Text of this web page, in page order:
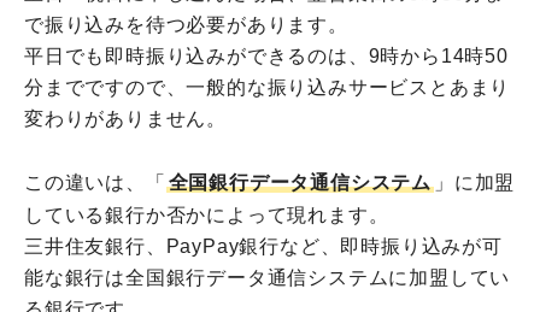
で振り込みを待つ必要があります。
平日でも即時振り込みができるのは、9時から14時50
分までですので、一般的な振り込みサービスとあまり
変わりがありません。
この違いは、「 全国銀行データ通信システム 」に加盟
している銀行か否かによって現れます。
三井住友銀行、PayPay銀行など、即時振り込みが可
能な銀行は全国銀行データ通信システムに加盟してい